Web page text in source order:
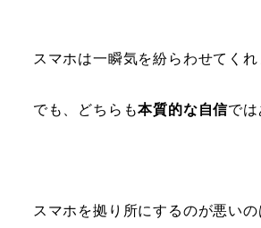
スマホは一瞬気を紛らわせてく
でも、どちらも本質的な自信では
スマホを拠り所にするのが悪い